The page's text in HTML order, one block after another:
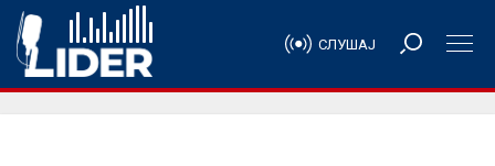
СЛУШАЈ